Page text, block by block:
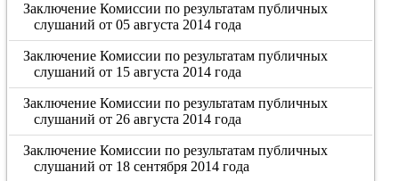
Заключение Комиссии по результатам публичных
слушаний от 05 августа 2014 года
Заключение Комиссии по результатам публичных
слушаний от 15 августа 2014 года
Заключение Комиссии по результатам публичных
слушаний от 26 августа 2014 года
Заключение Комиссии по результатам публичных
слушаний от 18 сентября 2014 года